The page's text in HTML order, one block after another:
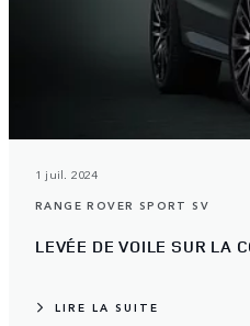
1 juil. 2024
RANGE ROVER SPORT SV
LEVÉE DE VOILE SUR LA
LIRE LA SUITE